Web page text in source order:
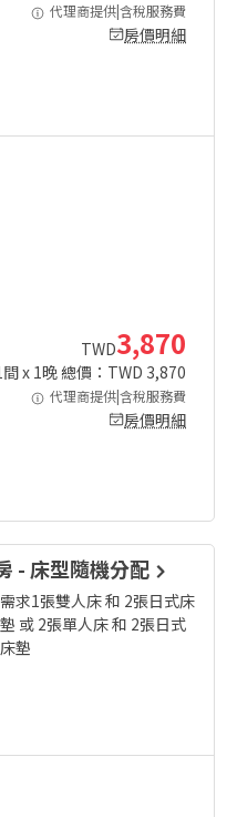
代理商提供|含稅服務費
房價明細
TWD3,870
間 x 1晚 總價：TWD 3,870
代理商提供|含稅服務費
房價明細
- 床型隨機分配
需求1張雙人床 和 2張日式床
墊 或 2張單人床 和 2張日式
床墊